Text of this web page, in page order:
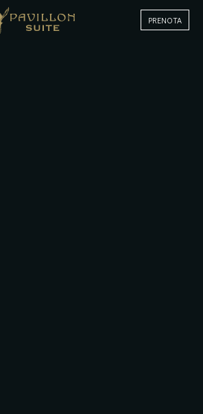
PRENOTA